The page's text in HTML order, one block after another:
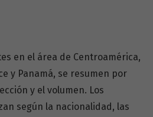
en el área de Centroamérica,
y Panamá, se resumen por
y el volumen. Los
según la nacionalidad, las